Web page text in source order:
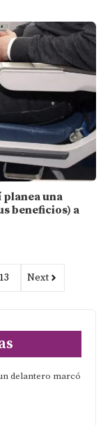
planea una
beneficios) a
13 Next
delantero marcó